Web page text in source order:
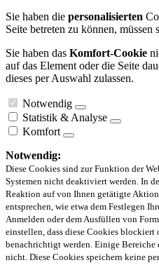
Sie haben die personalisierten
Seite betreten zu können, müssen
Sie haben das Komfort-Cookie
auf das Element oder die Seite
dieses per Auswahl zulassen.
Notwendig
Statistik & Analyse
Komfort
Notwendig:
Diese Cookies sind zur Funktion der
Systemen nicht deaktiviert werden. In
Reaktion auf von Ihnen getätigte
entsprechen, wie etwa dem Festlegen
Anmelden oder dem Ausfüllen von
einstellen, dass diese Cookies blockiert
benachrichtigt werden. Einige
nicht. Diese Cookies speichern keine